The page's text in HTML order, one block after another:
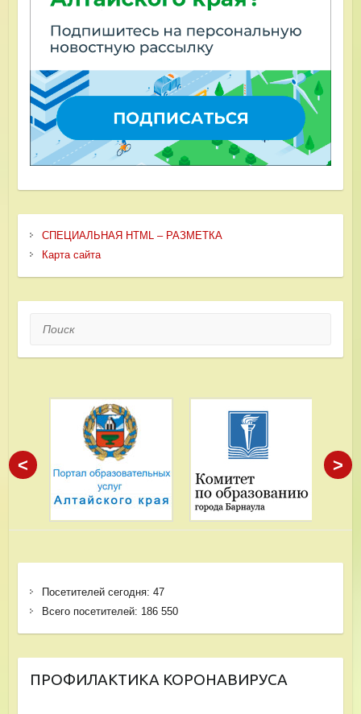
СПЕЦИАЛЬНАЯ HTML – РАЗМЕТКА
Карта сайта
Поиск
< >
Посетителей сегодня: 47
Всего посетителей: 186 550
ПРОФИЛАКТИКА КОРОНАВИРУСА